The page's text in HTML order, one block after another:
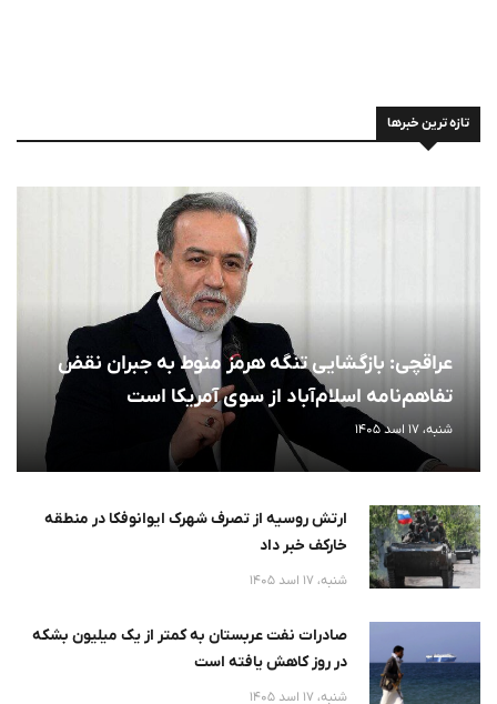
تازه ترین خبرها
عراقچی: بازگشایی تنگه هرمز منوط به جبران نقض
تفاهم‌نامه اسلام‌آباد از سوی آمریکا است
شنبه، 17 اسد 1405
ارتش روسیه از تصرف شهرک ایوانوفکا در منطقه
خارکف خبر داد
شنبه، 17 اسد 1405
صادرات نفت عربستان به کمتر از یک میلیون بشکه
در روز کاهش یافته است
شنبه، 17 اسد 1405